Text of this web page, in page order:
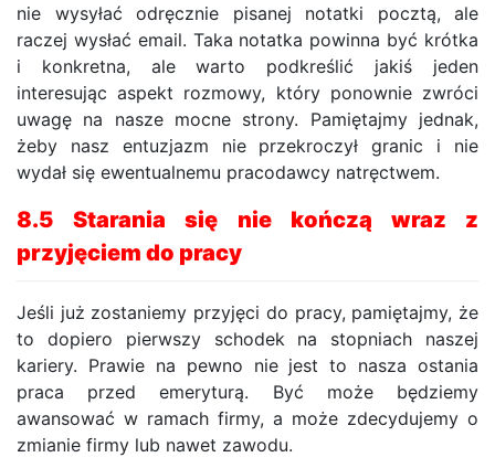
nie wysyłać odręcznie pisanej notatki pocztą, ale
raczej wysłać email. Taka notatka powinna być krótka
i konkretna, ale warto podkreślić jakiś jeden
interesując aspekt rozmowy, który ponownie zwróci
uwagę na nasze mocne strony. Pamiętajmy jednak,
żeby nasz entuzjazm nie przekroczył granic i nie
wydał się ewentualnemu pracodawcy natręctwem.
8.5
Starania się nie kończą wraz z
przyjęciem do pracy
Jeśli już zostaniemy przyjęci do pracy, pamiętajmy, że
to dopiero pierwszy schodek na stopniach naszej
kariery. Prawie na pewno nie jest to nasza ostania
praca przed emeryturą. Być może będziemy
awansować w ramach firmy, a może zdecydujemy o
zmianie firmy lub nawet zawodu.